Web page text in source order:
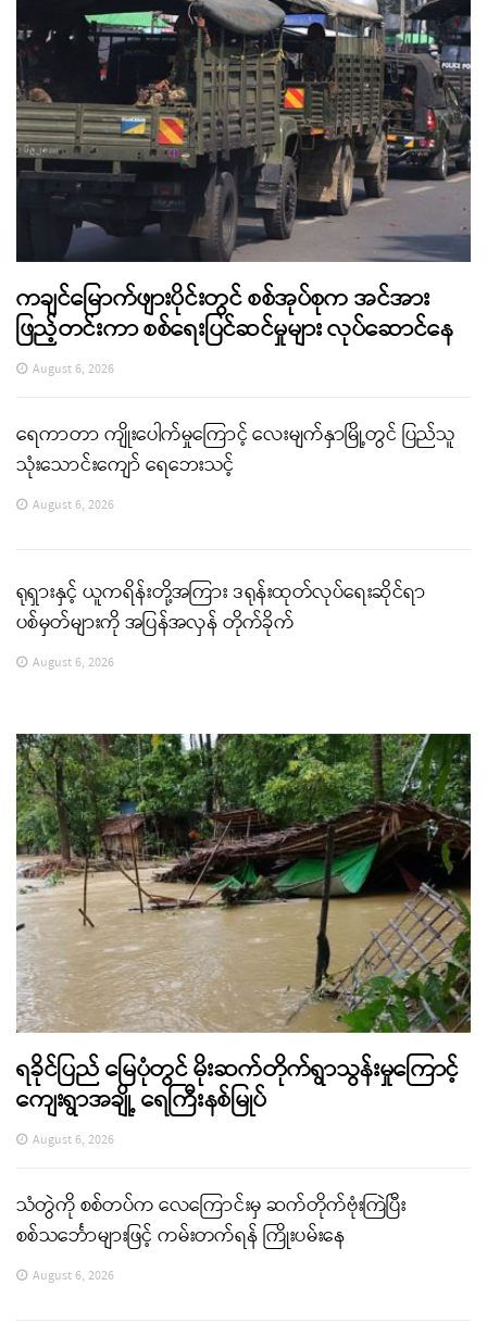
ကချင်မြောက်ဖျားပိုင်းတွင် စစ်အုပ်စုက အင်အား
ဖြည့်တင်းကာ စစ်ရေးပြင်ဆင်မှုများ လုပ်ဆောင်နေ
August 6, 2026
ရေကာတာ ကျိုးပေါက်မှုကြောင့် လေးမျက်နှာမြို့တွင် ပြည်သူ
သုံးသောင်းကျော် ရေဘေးသင့်
August 6, 2026
ရုရှားနှင့် ယူကရိန်းတို့အကြား ဒရုန်းထုတ်လုပ်ရေးဆိုင်ရာ
ပစ်မှတ်များကို အပြန်အလှန် တိုက်ခိုက်
August 6, 2026
ရခိုင်ပြည် မြေပုံတွင် မိုးဆက်တိုက်ရွာသွန်းမှုကြောင့်
ကျေးရွာအချို့ ရေကြီးနစ်မြုပ်
August 6, 2026
သံတွဲကို စစ်တပ်က လေကြောင်းမှ ဆက်တိုက်ဗုံးကြဲပြီး
စစ်သင်္ဘောများဖြင့် ကမ်းတက်ရန် ကြိုးပမ်းနေ
August 6, 2026